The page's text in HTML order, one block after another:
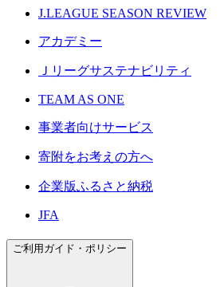
J.LEAGUE SEASON REVIEW
アカデミー
Ｊリーグサステナビリティ
TEAM AS ONE
事業者向けサービス
寄附をお考えの方へ
企業版ふるさと納税
JFA
ご利用ガイド・ポリシー